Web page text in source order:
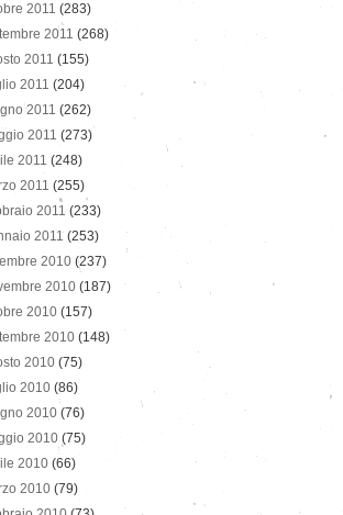
2011 (283)
2011 (268)
2011 (155)
2011 (204)
2011 (262)
2011 (273)
2011 (248)
2011 (255)
2011 (233)
2011 (253)
2010 (237)
2010 (187)
2010 (157)
2010 (148)
2010 (75)
2010 (86)
2010 (76)
2010 (75)
2010 (66)
2010 (79)